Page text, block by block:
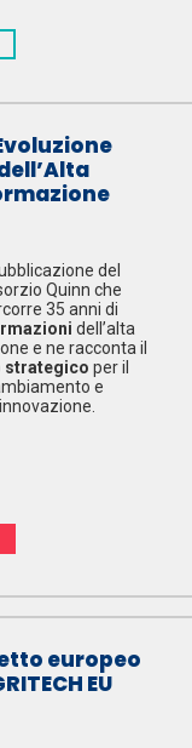
del
Quinn che
35 anni di
dell’alta
e ne racconta il
strategico per il
e
europeo
EU